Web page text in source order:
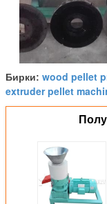
Бирки: wood pellet
extruder pellet